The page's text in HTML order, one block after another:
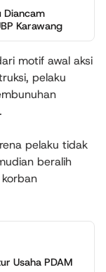
Diancam
Karawang
motif awal aksi
pelaku
pelaku tidak
beralih
Usaha PDAM